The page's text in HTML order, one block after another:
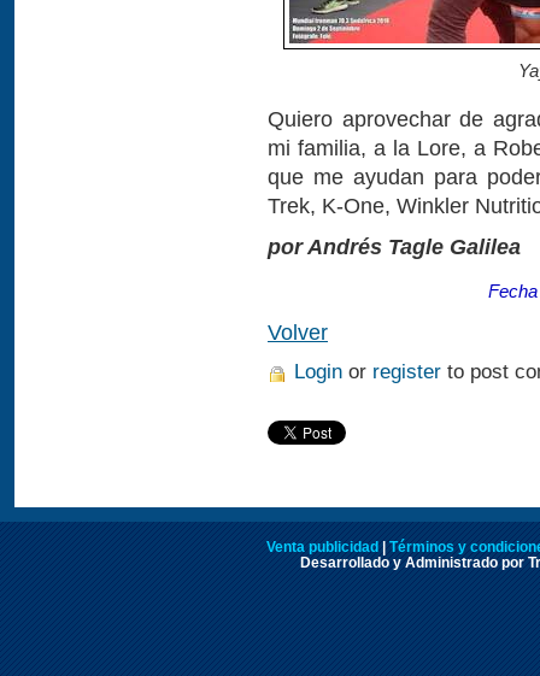
Quiero aprovechar de
mi familia, a la Lore, a
que me ayudan para
Trek, K-One, Winkler
por Andrés Tagle Galilea
Volver
Login or register to post
Venta publicidad
Términos y
Desarrollado y Administrado por